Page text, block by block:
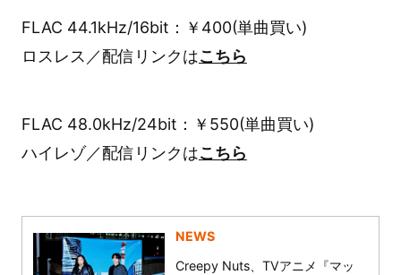
FLAC 44.1kHz/16bit：￥400(単曲買い)
ロスレス／配信リンクはこちら
FLAC 48.0kHz/24bit：￥550(単曲買い)
ハイレゾ／配信リンクはこちら
NEWS
Creepy Nuts、TVアニメ『マッ